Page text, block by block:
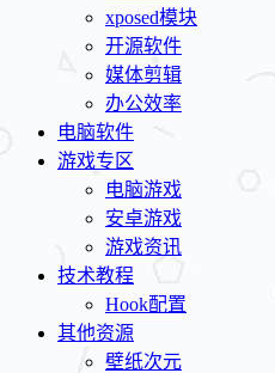
xposed模块
开源软件
媒体剪辑
办公效率
电脑软件
游戏专区
电脑游戏
安卓游戏
游戏资讯
技术教程
Hook配置
其他资源
壁纸次元